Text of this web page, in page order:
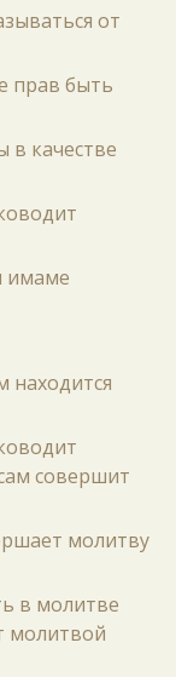
от
прав быть
в качестве
имаме
находится
совершит
молитву
в молитве
молитвой